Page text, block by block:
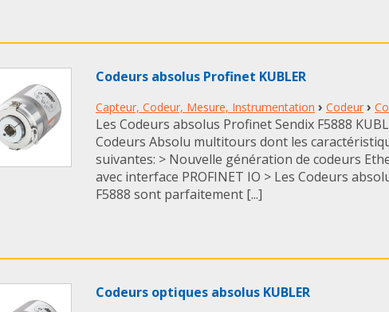
Codeurs absolus Profinet KUBLER
Capteur, Codeur, Mesure, Instrumentation › Codeur ›
Les Codeurs absolus Profinet Sendix F5888
Codeurs Absolu multitours dont les
suivantes: > Nouvelle génération de codeurs
avec interface PROFINET IO > Les Codeurs
F5888 sont parfaitement [...]
Codeurs optiques absolus KUBLER